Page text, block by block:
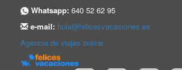
Whatsapp: 640 52 62 95
e-mail: hola@felicesvacaciones.es
Agencia de viajes online